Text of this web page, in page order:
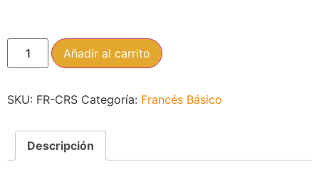
Añadir al carrito
SKU: FR-CRS Categoría: Francés Básico
Descripción